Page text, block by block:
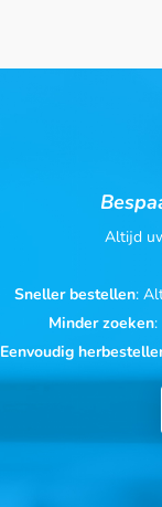
Altijd
Sneller bestellen:
Minder zoeken:
Eenvoudig